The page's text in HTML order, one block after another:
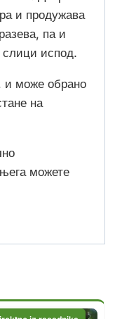
и продужава
па и
слици испод.
и може обрано
на
можете